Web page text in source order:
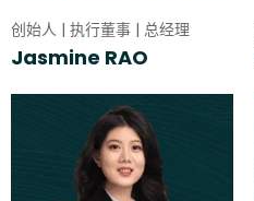
创始人 | 执行董事 | 总经理
Jasmine RAO